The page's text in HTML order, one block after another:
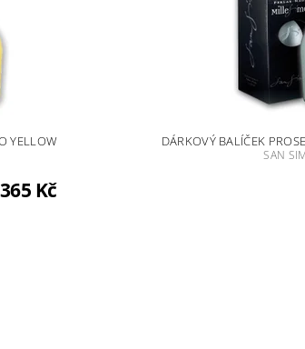
YELLOW
365 Kč
DÁRKOVÝ BALÍČEK
SAN